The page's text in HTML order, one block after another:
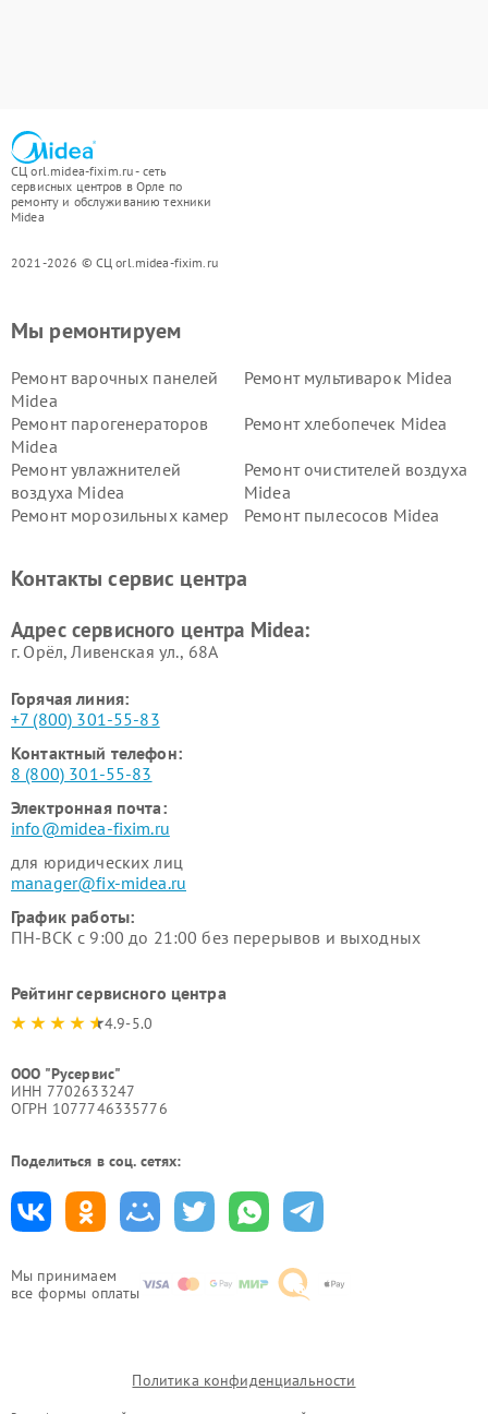
СЦ orl.midea-fixim.ru - сеть
сервисных центров в Орле по
ремонту и обслуживанию техники
Midea
2021-2026 © СЦ orl.midea-fixim.ru
Мы принимаем
все формы оплаты
Мы ремонтируем
Ремонт варочных панелей
Midea
Ремонт мультиварок Midea
Ремонт парогенераторов
Midea
Ремонт хлебопечек Midea
Ремонт увлажнителей
воздуха Midea
Ремонт очистителей воздуха
Midea
Ремонт морозильных камер
Ремонт пылесосов Midea
пылесосов Midea
Midea
Контакты сервис центра
Адрес сервисного центра Midea:
г. Орёл, Ливенская ул., 68А
Горячая линия:
+7 (800) 301-55-83
Контактный телефон:
8 (800) 301-55-83
Электронная почта:
info@midea-fixim.ru
для юридических лиц
manager@fix-midea.ru
График работы:
ПН-ВСК с 9:00 до 21:00 без перерывов и выходных
Рейтинг сервисного центра
4.9-5.0
ООО "Русервис"
ИНН 7702633247
ОГРН 1077746335776
Поделиться в соц. сетях:
Политика конфиденциальности